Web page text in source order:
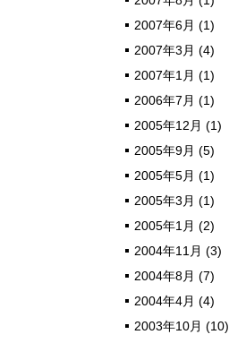
2007年6月 (1)
2007年3月 (4)
2007年1月 (1)
2006年7月 (1)
2005年12月 (1)
2005年9月 (5)
2005年5月 (1)
2005年3月 (1)
2005年1月 (2)
2004年11月 (3)
2004年8月 (7)
2004年4月 (4)
2003年10月 (10)